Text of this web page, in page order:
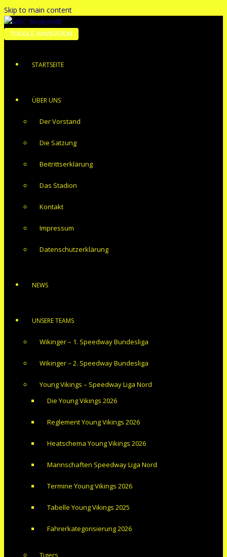
Skip to main content
TOGGLE NAVIGATION
STARTSEITE
ÜBER UNS
Der Vorstand
Die Satzung
Beitrittserklärung
Das Stadion
Kontakt
Impressum
Datenschutzerklärung
NEWS
UNSERE TEAMS
Wikinger – 1. Speedway Bundesliga
Wikinger – 2. Speedway Bundesliga
Young Vikings – Speedway Liga Nord
Die Young Vikings 2026
Reglement Young Vikings 2026
Heatschema Young Vikings 2026
Mannschaften Speedway Liga Nord
Termine Young Vikings 2026
Tabelle Young Vikings 2025
Fahrerkategorisierung 2026
Tigers